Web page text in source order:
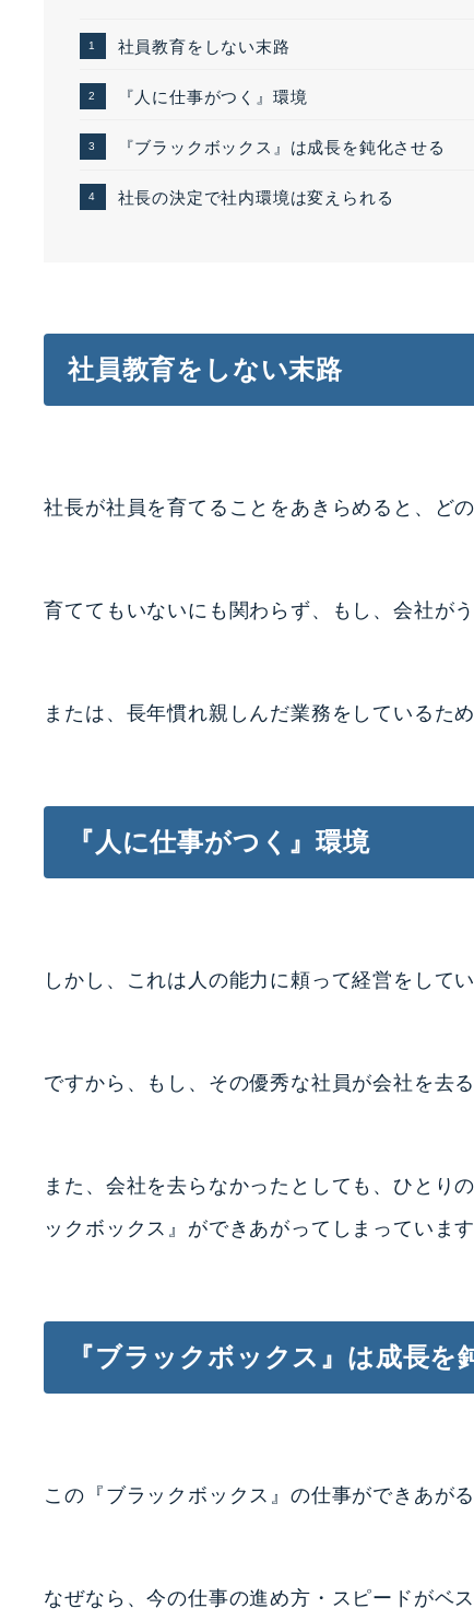
社員教育をしない末路
『人に仕事がつく』環境
『ブラックボックス』は成長を鈍化させる
社長の決定で社内環境は変えられる
社員教育をしない末路
社長が社員を育てることをあきらめると、ど
育ててもいないにも関わらず、もし、会社が
または、長年慣れ親しんだ業務をしているた
『人に仕事がつく』環境
しかし、これは人の能力に頼って経営をして
ですから、もし、その優秀な社員が会社を去
また、会社を去らなかったとしても、ひとり
ックボックス』ができあがってしまっています
『ブラックボックス』は成長を
この『ブラックボックス』の仕事ができあが
なぜなら、今の仕事の進め方・スピードがベ